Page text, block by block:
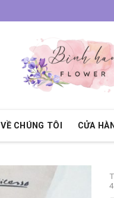
VỀ CHÚNG TÔI CỬA